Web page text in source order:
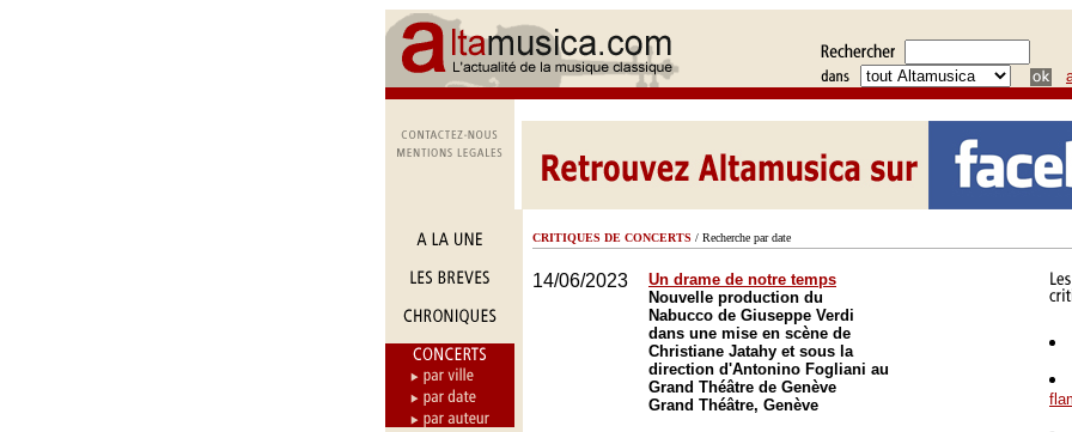
CRITIQUES DE CONCERTS / Recherche par date
14/06/2023
Un drame de notre temps
Nouvelle production du
Nabucco de Giuseppe Verdi
dans une mise en scène de
Christiane Jatahy et sous la
direction d'Antonino Fogliani au
Grand Théâtre de Genève
Grand Théâtre, Genève